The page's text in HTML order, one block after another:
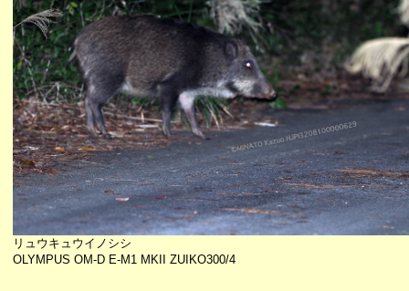
リュウキュウイノシシ
OLYMPUS OM-D E-M1 MKII ZUIKO300/4